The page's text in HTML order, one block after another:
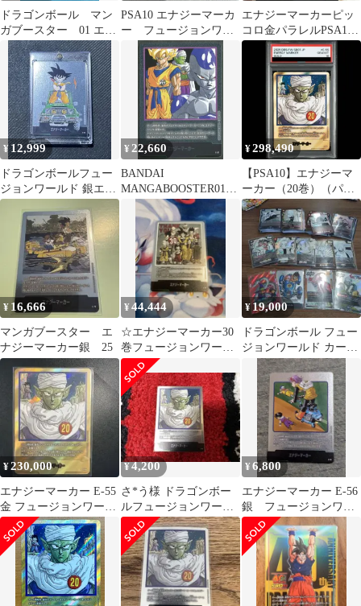
ドラゴンボール マン
ガブースター 01 エナ
ジーマーカー 銀 コ
ンプリート
PSA10 エナジーマーカ
ー フュージョンワー
ルド ピッコロ 20
巻 E-55
エナジーマーカーピッ
コロ金パラレルPSA10
鑑定
¥12,999
ドラゴンボールフュー
ジョンワールド 銀エナ
ジーマーカー e-48 13巻
¥ 22,660
BANDAI
MANGABOOSTER01
(SB01収録)エナジーマ
ーカー [単行本表紙二
十七巻](銀背景) E-57
¥298,490
【PSA10】エナジーマ
ーカー（20巻）（パラ
レル）MANGA
BOOSTER01 E-55 1枚
¥ 16,666
マンガブースター エ
ナジーマーカー銀 25
¥44,444
☆エナジーマーカー30
巻フュージョンワール
ドMANGA BOOSTER
01
¥19,000
ドラゴンボール フュー
ジョンワールド カード
まとめ売り
¥230,000
エナジーマーカー E-55
金 フュージョンワール
ドマンガブースター ピ
ッコロ
¥4,200
さ*う様 ドラゴンボー
ルフュージョンワール
ド エナジーマーカー 銀
e-55
¥6,800
エナジーマーカー E-56
銀 フュージョンワー
ルド 漫画 21巻